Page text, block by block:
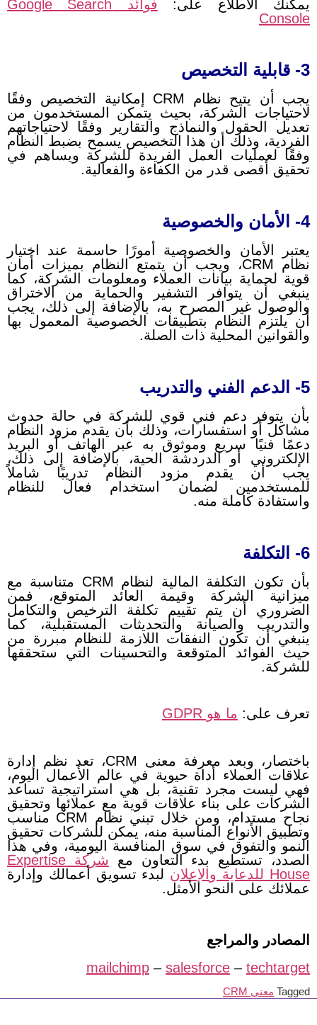
يمكنك الاطلاع على:
فوائد Google Search
Console
3- قابلية التخصيص
يجب أن يتيح نظام CRM إمكانية التخصيص وفقًا
لاحتياجات الشركة، بحيث يتمكن المستخدمون من
تعديل الحقول والنماذج والتقارير وفقًا لاحتياجاتهم
الفردية، وذلك أن هذا التخصيص يسمح بضبط النظام
وفقًا لعمليات العمل الفريدة للشركة ويساهم في
تحقيق أقصى قدر من الكفاءة والفعالية.
4- الأمان والخصوصية
يعتبر الأمان والخصوصية أمورًا حاسمة عند اختيار
نظام CRM، ويجب أن يتمتع النظام بميزات أمان
قوية لحماية بيانات العملاء ومعلومات الشركة، كما
ينبغي أن يتوافر التشفير والحماية من الاختراق
والوصول غير المصرح به، بالإضافة إلى ذلك، يجب
أن يلتزم النظام بتطبيقات الخصوصية المعمول بها
والقوانين المحلية ذات الصلة.
5- الدعم الفني والتدريب
بأن يتوفر دعم فني قوي للشركة في حالة حدوث
مشاكل أو استفسارات، وذلك بأن يقدم مزود النظام
دعمًا فنيًا سريع وموثوق به عبر الهاتف أو البريد
الإلكتروني أو الدردشة الحية، بالإضافة إلى ذلك،
يجب أن يقدم مزود النظام تدريبًا شاملاً
للمستخدمين لضمان استخدام فعال للنظام
واستفادة كاملة منه.
6- التكلفة
بأن تكون التكلفة المالية لنظام CRM متناسبة مع
ميزانية الشركة وقيمة العائد المتوقع، فمن
الضروري أن يتم تقييم تكلفة الترخيص والتكامل
والتدريب والصيانة والتحديثات المستقبلية، كما
ينبغي أن تكون النفقات اللازمة للنظام مبررة من
حيث الفوائد المتوقعة والتحسينات التي ستحققها
للشركة.
تعرف على: ما هو GDPR
باختصار، وبعد معرفة معنى CRM، تعد نظم إدارة
علاقات العملاء أداة حيوية في عالم الأعمال اليوم،
فهي ليست مجرد تقنية، بل هي استراتيجية تساعد
الشركات على بناء علاقات قوية مع عملائها وتحقيق
نجاح مستدام، ومن خلال تبني نظام CRM مناسب
وتطبيق الأنواع المناسبة منه، يمكن للشركات تحقيق
النمو والتفوق في سوق المنافسة اليومية، وفي هذا
الصدد، تستطيع بدء التعاون مع
شركة Expertise
House للدعاية والإعلان
لبدء تسويق أعمالك وإدارة
عملائك على النحو الأمثل.
المصادر والمراجع
mailchimp – salesforce – techtarget
Tagged معنى CRM